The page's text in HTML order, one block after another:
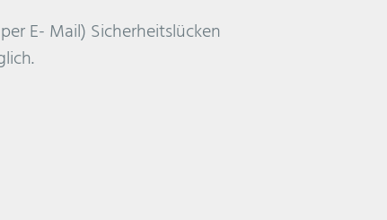
E- Mail) Sicherheitslücken